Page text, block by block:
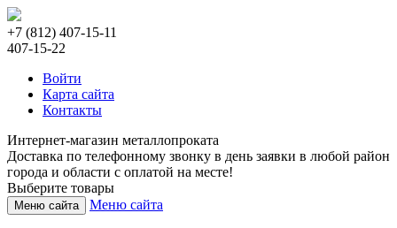
+7 (812) 407-15-11
407-15-22
Войти
Карта сайта
Контакты
Интернет-магазин металлопроката
Доставка по телефонному звонку в день заявки в любой район
города и области с оплатой на месте!
Выберите товары
Меню сайта Меню сайта